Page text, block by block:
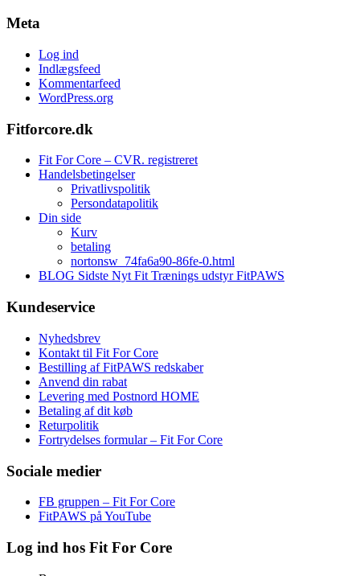
Meta
Log ind
Indlægsfeed
Kommentarfeed
WordPress.org
Fitforcore.dk
Fit For Core – CVR. registreret
Handelsbetingelser
Privatlivspolitik
Persondatapolitik
Din side
Kurv
betaling
nortonsw_74fa6a90-86fe-0.html
BLOG Sidste Nyt Fit Trænings udstyr FitPAWS
Kundeservice
Nyhedsbrev
Kontakt til Fit For Core
Bestilling af FitPAWS redskaber
Anvend din rabat
Levering med Postnord HOME
Betaling af dit køb
Returpolitik
Fortrydelses formular – Fit For Core
Sociale medier
FB gruppen – Fit For Core
FitPAWS på YouTube
Log ind hos Fit For Core